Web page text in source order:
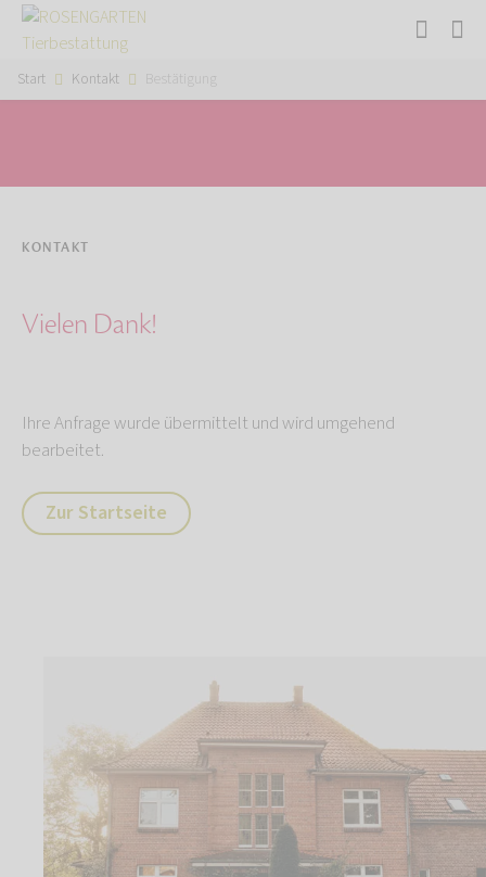
Start Kontakt Bestätigung
KONTAKT
Vielen Dank!
Ihre Anfrage wurde übermittelt und wird umgehend
bearbeitet.
Zur Startseite